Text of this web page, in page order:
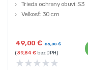
Trieda ochrany obuvi: S3
Veľkosť: 30 cm
49,00€ 65,00€
(39,84€bez DPH)
★★★★★